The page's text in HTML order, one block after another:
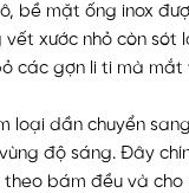
bề mặt ống inox
xước nhỏ còn sót
các gợn li ti mà mắt
loại dần chuyển
độ sáng. Đây
bám đều và cho